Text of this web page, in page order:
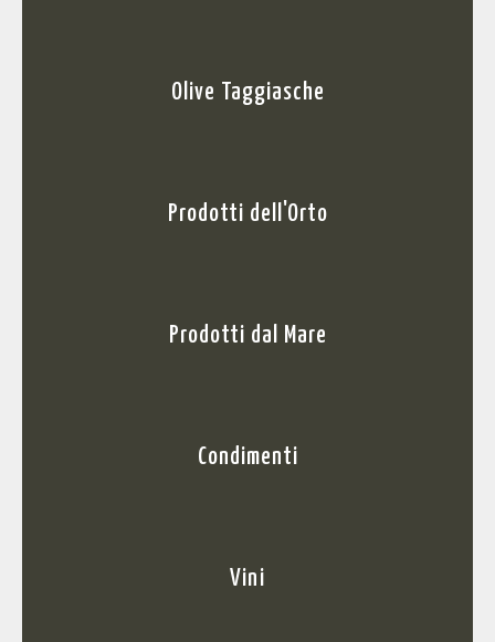
Olive Taggiasche
Prodotti dell'Orto
Prodotti dal Mare
Condimenti
Vini